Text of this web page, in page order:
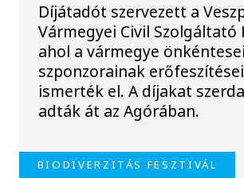
Díjátadót szervezett a
Vármegyei Civil Szolgáltató
ahol a vármegye
szponzorainak
ismerték el. A díjakat
adták át az Agórában.
BIODIVERZITÁS FESZTIVÁL